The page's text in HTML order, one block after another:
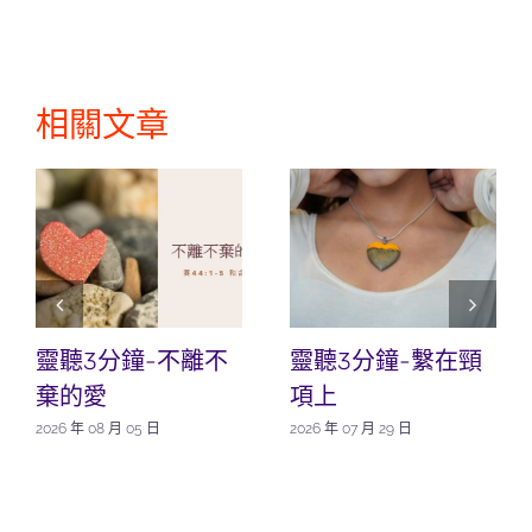
相關文章
靈聽3分鐘-不離不
棄的愛
2026 年 08 月 05 日
靈聽3分鐘-繫在頸
項上
2026 年 07 月 29 日